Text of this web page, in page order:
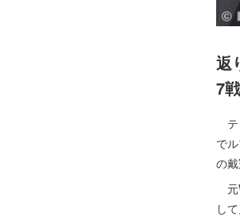
返
7
テ
で
の戴
元
し